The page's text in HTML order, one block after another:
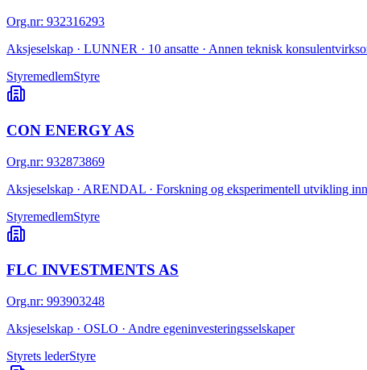
Org.nr: 932316293
Aksjeselskap · LUNNER · 10 ansatte · Annen teknisk
StyremedlemStyre
CON ENERGY AS
Org.nr: 932873869
Aksjeselskap · ARENDAL · Forskning og eksperimentell utvikling
StyremedlemStyre
FLC INVESTMENTS AS
Org.nr: 993903248
Aksjeselskap · OSLO · Andre egeninvesteringsselskaper
Styrets lederStyre